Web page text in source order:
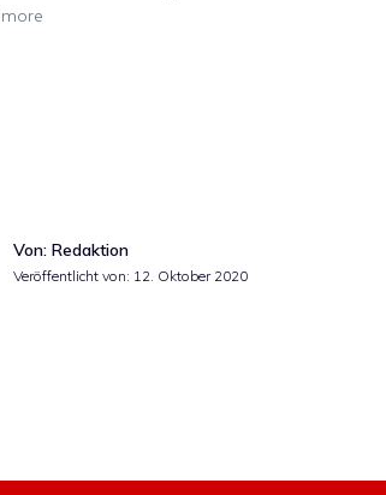
more
Von: Redaktion
Veröffentlicht von: 12. Oktober 2020